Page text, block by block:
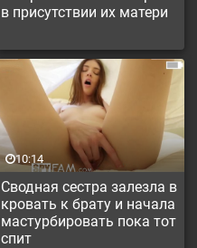
в присутствии их матери
Сводная сестра залезла в
кровать к брату и начала
мастурбировать пока тот
спит
10:14